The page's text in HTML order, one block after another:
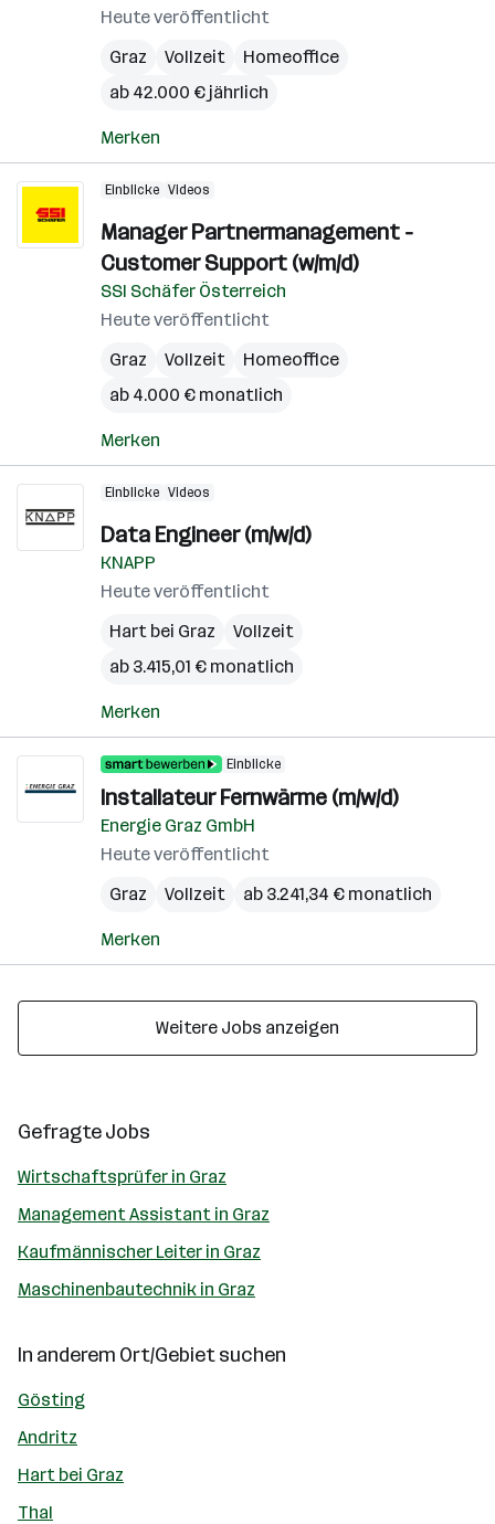
Heute veröffentlicht
Graz
Vollzeit
Homeoffice
ab 42.000 € jährlich
Merken
Einblicke Videos
Manager Partnermanagement -
Customer Support (w/m/d)
SSI Schäfer Österreich
Heute veröffentlicht
Graz
Vollzeit
Homeoffice
ab 4.000 € monatlich
Merken
Einblicke Videos
Data Engineer (m/w/d)
KNAPP
Heute veröffentlicht
Hart bei Graz
Vollzeit
ab 3.415,01 € monatlich
Merken
Einblicke
Installateur Fernwärme (m/w/d)
Energie Graz GmbH
Heute veröffentlicht
Graz
Vollzeit ab 3.241,34 € monatlich
Merken
Weitere Jobs anzeigen
Gefragte Jobs
Wirtschaftsprüfer in Graz
Management Assistant in Graz
Kaufmännischer Leiter in Graz
Maschinenbautechnik in Graz
In anderem Ort/Gebiet suchen
Gösting
Andritz
Hart bei Graz
Thal